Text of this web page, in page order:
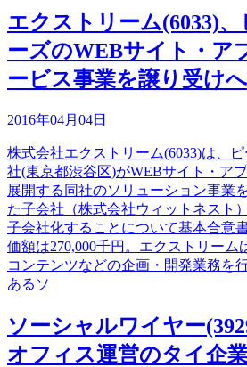
エクストリーム(6033)
ーズのWEBサイト・ア
ービス事業を譲り受けへ
2016年04月04日
株式会社エクストリーム(6033)は、
社(東京都渋谷区)がWEBサイト・ア
展開する同社のソリューション事業
た子会社（株式会社ウィットネスト
子会社化することについて基本合意
価額は270,000千円。エクストリーム
コンテンツなどの企画・開発業務を
あるソ
ソーシャルワイヤー
オフィス運営のタイ企